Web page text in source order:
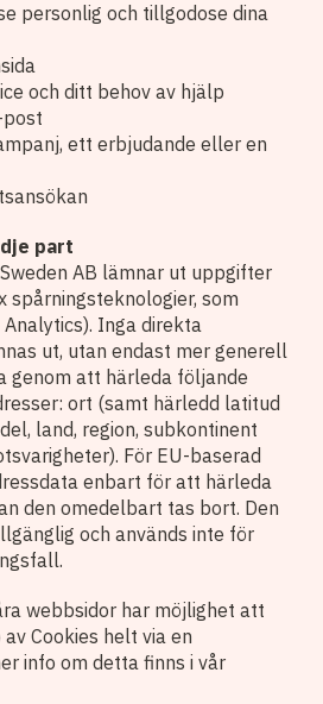
personlig och tillgodose dina
och ditt behov av hjälp
post
ett erbjudande eller en
part
AB lämnar ut uppgifter
spårningsteknologier, som
Inga direkta
ut, utan endast mer generell
genom att härleda följande
ort (samt härledd latitud
land, region, subkontinent
För EU-baserad
enbart för att härleda
den omedelbart tas bort. Den
och används inte för
webbsidor har möjlighet att
Cookies helt via en
info om detta finns i vår